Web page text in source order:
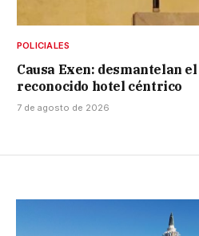
POLICIALES
Causa Exen: desmantelan
reconocido hotel céntrico
7 de agosto de 2026